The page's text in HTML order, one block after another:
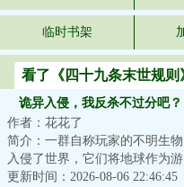
临时书架
看了《四十九条末世规
诡异入侵，我反杀不过分吧？
作者：花花了
简介：一群自称玩家的不明生物
入侵了世界，它们将地球作为游
戏场地，展开一场争夺卡牌的游
更新时间：2026-08-06 22:46:45